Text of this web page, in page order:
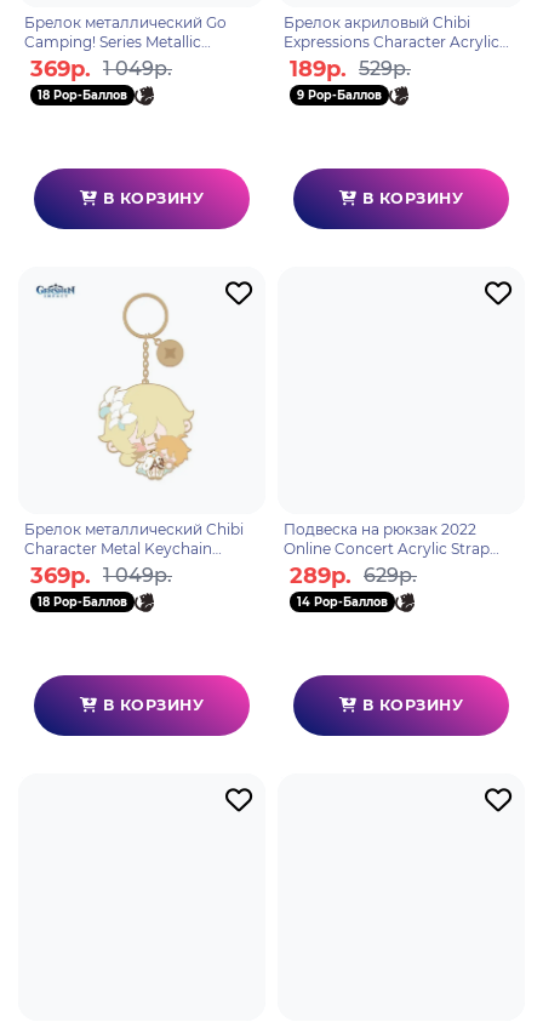
Брелок металлический Go
Camping! Series Metallic
Keychain Xiangling
6975213688427
369р. 1 049р.
18 Pop-Баллов
В КОРЗИНУ
Брелок акриловый Chibi
Expressions Character Acrylic
Keychain Yanfei 6974096537532
189р. 529р.
9 Pop-Баллов
В КОРЗИНУ
Брелок металлический Chibi
Character Metal Keychain
Traveller Lumine
6972957486272
369р. 1 049р.
18 Pop-Баллов
В КОРЗИНУ
Подвеска на рюкзак 2022
Online Concert Acrylic Strap
Barbara 6975628240333
289р. 629р.
14 Pop-Баллов
В КОРЗИНУ